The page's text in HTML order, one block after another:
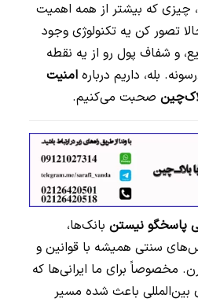
چیزی که بیشتر از همه اهمیت
تصور کن یه تکنولوژی وجود
و شفاف پول رو از یه نقطه
بله، داریم درباره امنیت
صحبت می‌کنیم.
پاسخگو نیستنبانک‌ها،
سنتی همیشه با قوانین و
مخصوصاً برای ما ایرانی‌ها که
باعث شده مسیر